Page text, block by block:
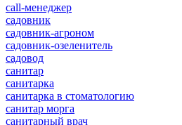
сall-менеджер
садовник
садовник-агроном
садовник-озеленитель
садовод
санитар
санитарка
санитарка в стоматологию
санитар морга
санитарный врач